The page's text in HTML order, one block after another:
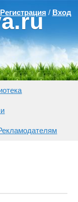
Регистрация / Вход